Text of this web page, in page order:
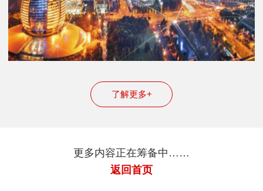
了解更多+
更多内容正在筹备中……
返回首页